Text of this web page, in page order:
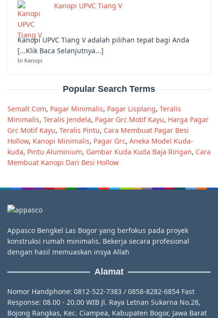
Kanopi UPVC Tiang V
Kanopi UPVC Tiang V adalah pilihan tepat bagi Anda
[...Klik Baca Selanjutnya...]
In Kanopi
Popular Search Terms
Semalt Com, Pagar Minimalis, Pagar Lisplang, Teralis
Minimalis, Teralis Jendela, Pagar Grc Motif Kayu, Harga Pagar
Grc Motif Kayu, Teralis Pintu, Cara Membuat Pagar Besi
Hollow, Kanopi Minimalis, Pagar Grc, Aneka Model Kuda-
kuda, Pintu Aluminium, Gambar Kuda Kuda Baja Ringan, Cara
Membuat Kanopi Dari Besi Hollow
Appasco Bengkel Las Bogor yang berfokus pada proyek
konstruksi rumah minimalis. Bekerja secara profesional
dengan hasil memuaskan insya Allah
Alamat
Nomor Handphone: 0812-522-7383 / 0858-8282-6854 Fast
Response: 08.00 - 20.00 WIB Jl. Raya Letnan Sukarna No.28,
Bojong Rangkas, Kec. Ciampea, Kabupaten Bogor, Jawa Barat